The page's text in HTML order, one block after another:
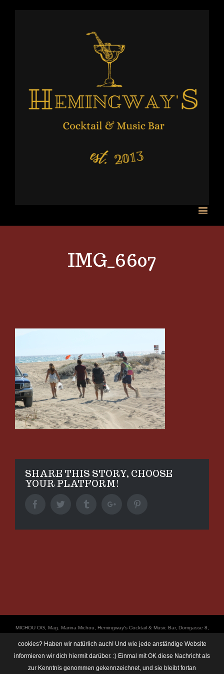
IMG_6607
SHARE THIS STORY, CHOOSE
YOUR PLATFORM!
FacebookTwitter TumblrGoogle+
ΜICHOU OG, Mag. Marina Michou, Hemingway's Cocktail & Music Bar, Domgasse 8,
https://linz.bar/marinamichou/ Telefon: 0650 6101820, E-Mail: hemingway@linz.bar,
Öffnungszeiten: Di - Do: 17:30 - 01:00 Uhr, Fr + Sa: 17:30 - 03:00 Uhr. Im Rahmen
unserer Veranstaltungen machen wir immer wieder mal Fotos und Videos. Das
cookies? Haben wir natürlich auch! Und wie jede anständige Website
informieren wir dich hiermit darüber. :) Einmal mit OK diese Nachricht als
zur Kenntnis genommen gekennzeichnet, und sie bleibt fortan